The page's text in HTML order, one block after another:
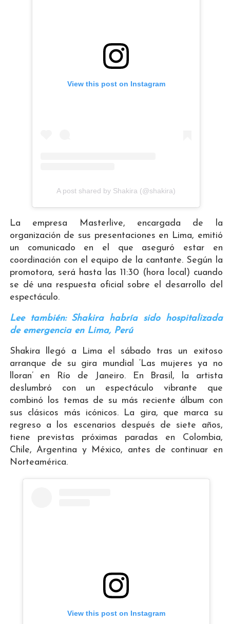
View this post on Instagram
A post shared by Shakira (@shakira)
La empresa Masterlive, encargada de la
organización de sus presentaciones en Lima, emitió
un comunicado en el que aseguró estar en
coordinación con el equipo de la cantante. Según la
promotora, será hasta las 11:30 (hora local) cuando
se dé una respuesta oficial sobre el desarrollo del
espectáculo.
Lee también: Shakira habría sido hospitalizada
de emergencia en Lima, Perú
Shakira llegó a Lima el sábado tras un exitoso
arranque de su gira mundial ‘Las mujeres ya no
lloran’ en Río de Janeiro. En Brasil, la artista
deslumbró con un espectáculo vibrante que
combinó los temas de su más reciente álbum con
sus clásicos más icónicos. La gira, que marca su
regreso a los escenarios después de siete años,
tiene previstas próximas paradas en Colombia,
Chile, Argentina y México, antes de continuar en
Norteamérica.
View this post on Instagram